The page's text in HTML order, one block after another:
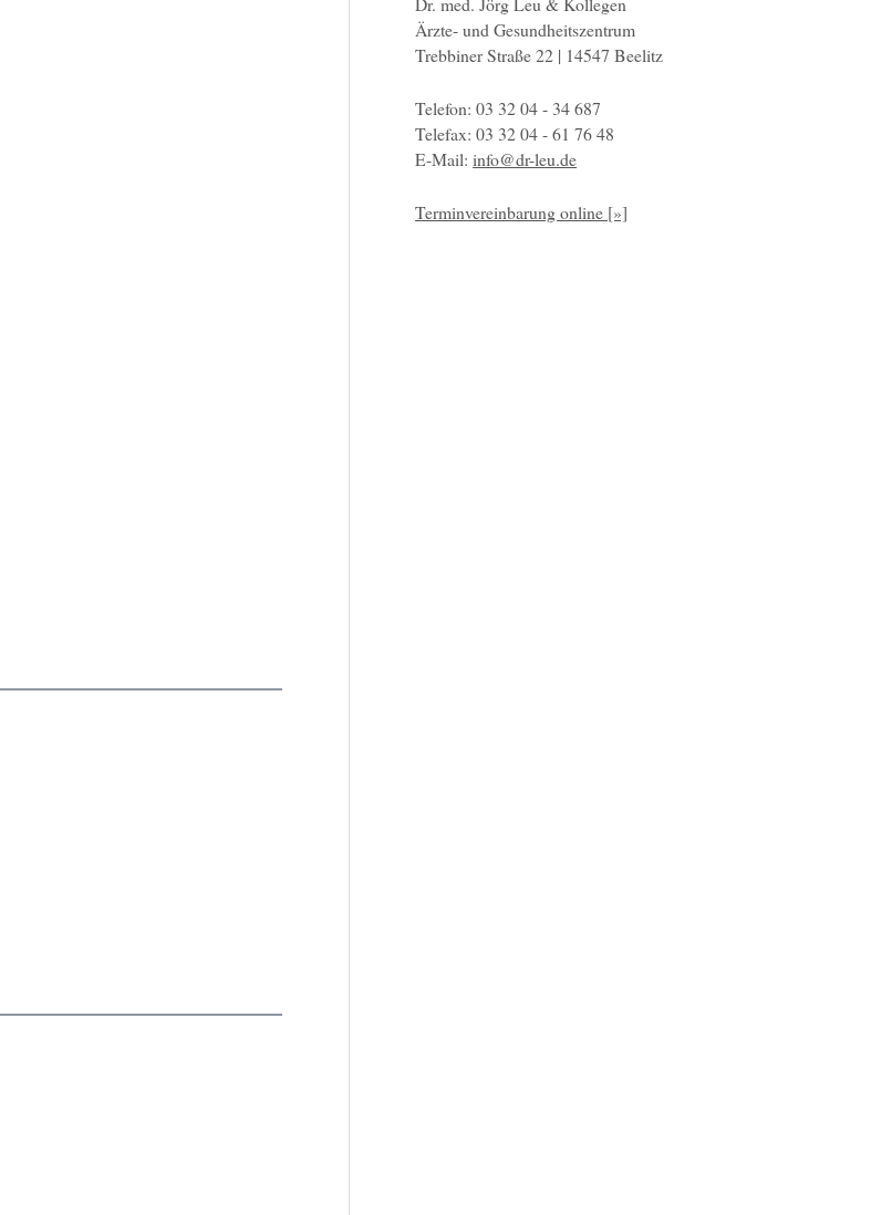
Ärzte- und Gesundheitszentrum
Trebbiner Straße 22 | 14547 Beelitz
Telefon: 03 32 04 - 34 687
Telefax: 03 32 04 - 61 76 48
E-Mail:info@dr-leu.de
Terminvereinbarung online [»]